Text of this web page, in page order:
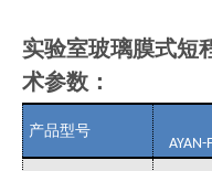
实验室玻璃膜式短
术参数：
产品型号
AYAN-